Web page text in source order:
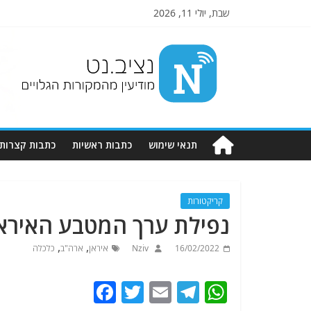
שבת, יולי 11, 2026
Nziv.net
מודיעין
מהמקורות
תנאי שימוש כתבות ראשיות כתבות קצרות
קריקטורות
נפילת ערך המטבע
16/02/2022
Nziv איראן, ארה"ב, כלכלה
W
T
E
T